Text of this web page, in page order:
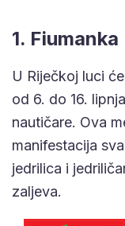
1. Fiumanka
U Riječkoj luci
od 6. do 16.
nautičare. Ova
manifestacija
jedrilica i
zaljeva.